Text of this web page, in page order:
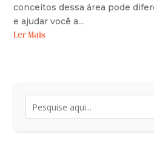
conceitos dessa área pode
e ajudar você a...
Ler Mais